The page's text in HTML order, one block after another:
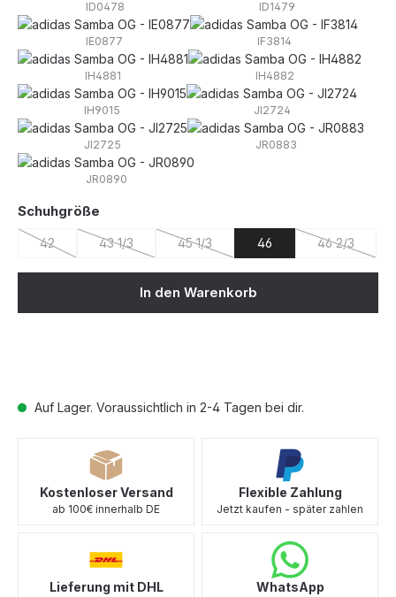
Auf Lager. Voraussichtlich in 2-4 Tagen bei dir.
ID0478 ID1479
IE0877 IF3814
IH4881 IH4882
IH9015 JI2724
JI2725 JR0883
JR0890
Schuhgröße
42
(Diese Option ist zurzeit nicht verfügbar.)
43 1/3
(Diese Option ist zurzeit nicht verfügbar.)
45 1/3
(Diese Option ist zurzeit nicht
46 46 2/3
(Diese
In den Warenkorb
Kostenloser Versand
ab 100€ innerhalb DE
Flexible Zahlung
Jetzt kaufen - später zahlen
Lieferung mit DHL WhatsApp